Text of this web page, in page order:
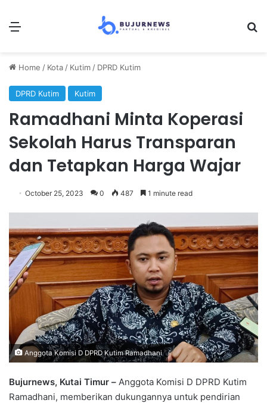
Menu
Home / Kota / Kutim / DPRD Kutim
DPRD Kutim Kutim
Ramadhani Minta Koperasi
Sekolah Harus Transparan
dan Tetapkan Harga Wajar
October 25, 2023 0 487 1 minute read
Anggota Komisi D DPRD Kutim Ramadhani
Bujurnews, Kutai Timur – Anggota Komisi D DPRD Kutim
Ramadhani, memberikan dukungannya untuk pendirian